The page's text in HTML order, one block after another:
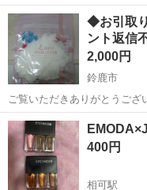
◆お引取
ント返信
2,000円
鈴鹿市
ご覧いただきありがとうござ
くご覧いただいき ご都合の付く
引についての条件】 仕事の合
ですぐに商品を探す...
三重 鈴鹿市
400円
相可駅